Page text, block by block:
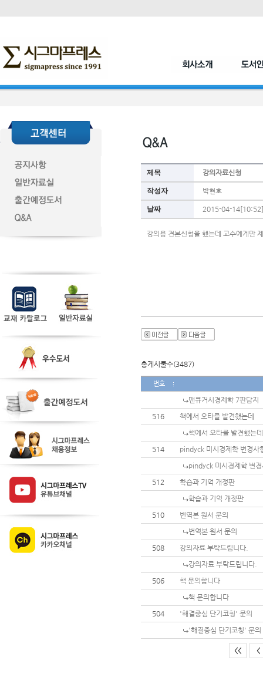
제목 강의자료신청
작성자 박현호
날짜 2015-04-14[10:52]
강의용 견본신청을 했는데 교수에게만
총게시물수(3487)
번호
맨큐거시경제학 7판답지
516
책에서 오타를 발견했는데
책에서 오타를 발견했는데
514
pindyck 미시경제학 변경사
pindyck 미시경제학 변경
512
학습과 기억 개정판
학습과 기억 개정판
510
번역본 원서 문의
번역본 원서 문의
508
강의자료 부탁드립니다.
강의자료 부탁드립니다.
506
책 문의합니다
책 문의합니다
504
'해결중심 단기코칭' 문의
'해결중심 단기코칭' 문의
<< <